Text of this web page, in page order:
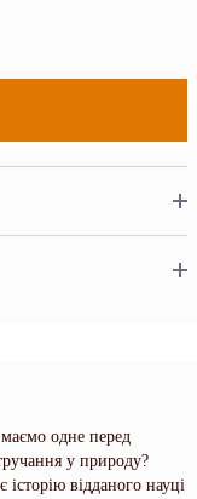
одне перед
у природу?
відданого науці